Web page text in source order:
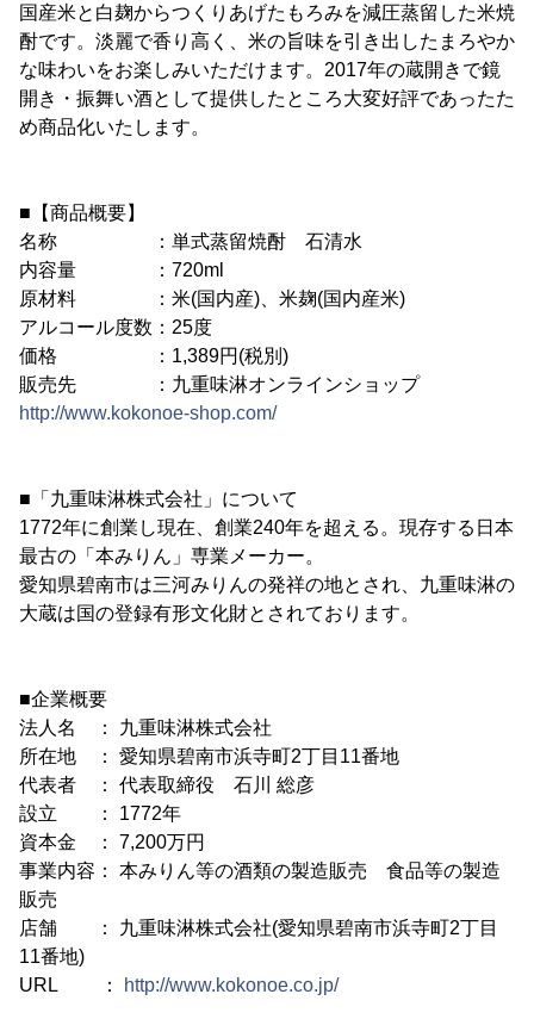
国産米と白麹からつくりあげたもろみを減圧蒸留した米焼
酎です。淡麗で香り高く、米の旨味を引き出したまろやか
な味わいをお楽しみいただけます。2017年の蔵開きで鏡
開き・振舞い酒として提供したところ大変好評であったた
め商品化いたします。
■【商品概要】
名称 ：単式蒸留焼酎 石清水
内容量 ：720ml
原材料 ：米(国内産)、米麹(国内産米)
アルコール度数：25度
価格 ：1,389円(税別)
販売先 ：九重味淋オンラインショップ
http://www.kokonoe-shop.com/
■「九重味淋株式会社」について
1772年に創業し現在、創業240年を超える。現存する日本
最古の「本みりん」専業メーカー。
愛知県碧南市は三河みりんの発祥の地とされ、九重味淋の
大蔵は国の登録有形文化財とされております。
■企業概要
法人名 ： 九重味淋株式会社
所在地 ： 愛知県碧南市浜寺町2丁目11番地
代表者 ： 代表取締役 石川 総彦
設立 ： 1772年
資本金 ： 7,200万円
事業内容： 本みりん等の酒類の製造販売 食品等の製造
販売
店舗 ： 九重味淋株式会社(愛知県碧南市浜寺町2丁目
11番地)
URL ：
http://www.kokonoe.co.jp/